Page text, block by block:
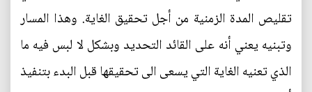
تقليص المدة الزمنية من أجل تحقيق الغاية. وهذا المسار
وتبنيه يعني أنه على القائد التحديد وبشكل لا لبس فيه ما
الذي تعنيه الغاية التي يسعى الى تحقيقها قبل البدء بتنفيذ